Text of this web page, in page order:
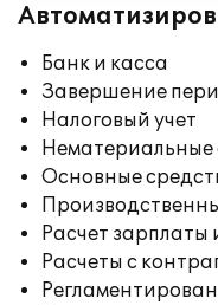
Банк и касса
Завершение
Налоговый учет
Нематериальные
Основные
Расчет зарплаты
Расчеты с